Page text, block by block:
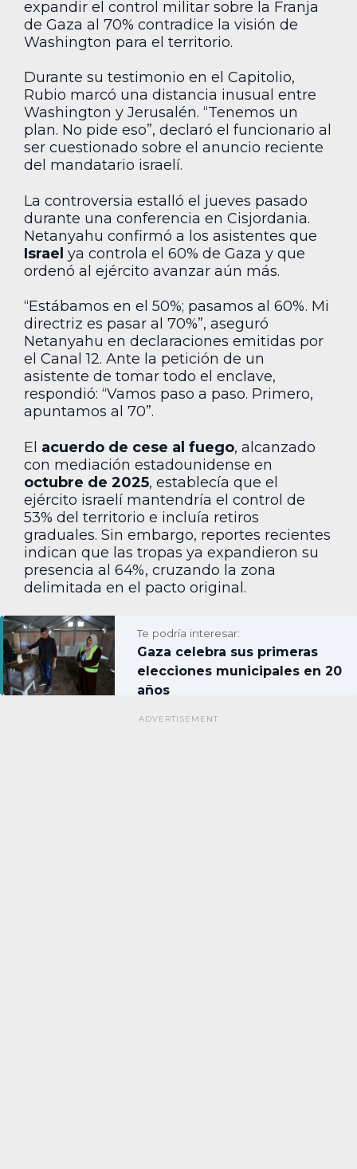
expandir el control militar sobre la Franja
de Gaza al 70% contradice la visión de
Washington para el territorio.
Durante su testimonio en el Capitolio,
Rubio marcó una distancia inusual entre
Washington y Jerusalén. “Tenemos un
plan. No pide eso”, declaró el funcionario al
ser cuestionado sobre el anuncio reciente
del mandatario israelí.
La controversia estalló el jueves pasado
durante una conferencia en Cisjordania.
Netanyahu confirmó a los asistentes que
Israel ya controla el 60% de Gaza y que
ordenó al ejército avanzar aún más.
“Estábamos en el 50%; pasamos al 60%. Mi
directriz es pasar al 70%”, aseguró
Netanyahu en declaraciones emitidas por
el Canal 12. Ante la petición de un
asistente de tomar todo el enclave,
respondió: “Vamos paso a paso. Primero,
apuntamos al 70”.
El acuerdo de cese al fuego, alcanzado
con mediación estadounidense en
octubre de 2025, establecía que el
ejército israelí mantendría el control de
53% del territorio e incluía retiros
graduales. Sin embargo, reportes recientes
indican que las tropas ya expandieron su
presencia al 64%, cruzando la zona
delimitada en el pacto original.
Te podría interesar:
Gaza celebra sus primeras
elecciones municipales en 20
años